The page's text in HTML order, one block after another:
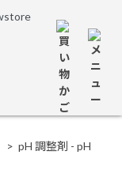
> pH 調整剤 - pH